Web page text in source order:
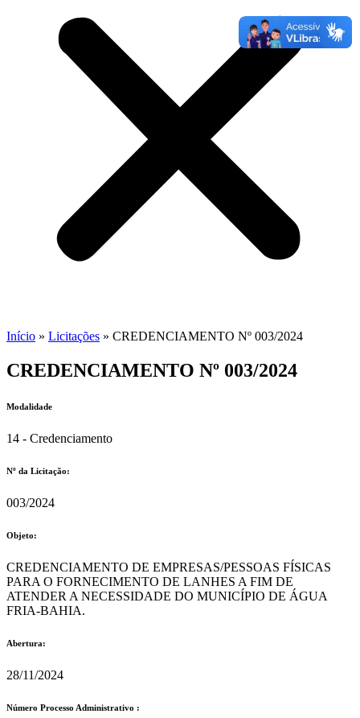
Início » Licitações » CREDENCIAMENTO Nº 003/2024
CREDENCIAMENTO Nº 003/2024
Modalidade
14 - Credenciamento
Nº da Licitação: ​​
003/2024
Objeto:
CREDENCIAMENTO DE EMPRESAS/PESSOAS FÍSICAS
PARA O FORNECIMENTO DE LANHES A FIM DE
ATENDER A NECESSIDADE DO MUNICÍPIO DE ÁGUA
FRIA-BAHIA.
Abertura:
28/11/2024
Número Processo Administrativo :